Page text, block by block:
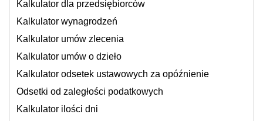
Kalkulator dla przedsiębiorców
Kalkulator wynagrodzeń
Kalkulator umów zlecenia
Kalkulator umów o dzieło
Kalkulator odsetek ustawowych za opóźnienie
Odsetki od zaległości podatkowych
Kalkulator ilości dni